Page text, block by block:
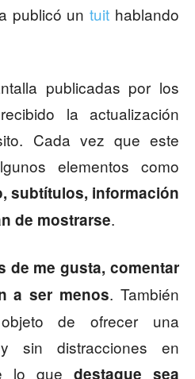
publicó untuit hablando
publicadas por los
la actualización
Cada vez que este
elementos como
subtítulos, información
de mostrarse.
de me gusta, comentar
a ser menos. También
de ofrecer una
sin distracciones en
lo que destaque sea